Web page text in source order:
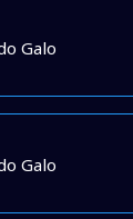
Galo
Galo